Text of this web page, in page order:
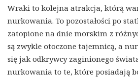
Wraki to kolejna atrakcja, którą
nurkowania. To pozostałości po
zatopione na dnie morskim z
są zwykle otoczone tajemnicą, a
się jak odkrywcy zaginionego
nurkowania to te, które posiadają